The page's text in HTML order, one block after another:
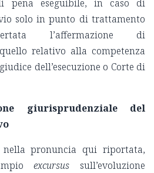
pena eseguibile, in caso di
solo in punto di trattamento
l’affermazione di
relativo alla competenza
dell’esecuzione o Corte di
giurisprudenziale del
nella pronuncia qui riportata,
excursus sull’evoluzione